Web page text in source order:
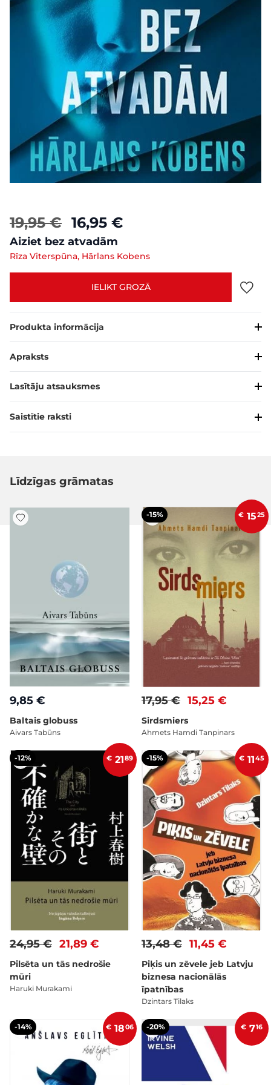
19,95 € 16,95 €
Aiziet bez atvadām
Rīza Viterspūna, Hārlans Kobens
IELIKT GROZĀ
Produkta informācija
Apraksts
Lasītāju atsauksmes
Saistītie raksti
Līdzīgas grāmatas
9,85 €
Baltais globuss
Aivars Tabūns
-15% € 1525
15,25 €
17,95 €
Sirdsmiers
Ahmets Hamdi Tanpinars
-12% € 2189
21,89 €
24,95 €
Pilsēta un tās nedrošie
mūri
Haruki Murakami
-15% € 1145
11,45 €
13,48 €
Piķis un zēvele jeb Latvju
biznesa nacionālās
īpatnības
Dzintars Tilaks
-14% € 1806 -20% € 716